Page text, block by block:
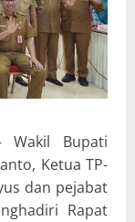
Wakil Bupati
Ketua TP-
dan pejabat
Rapat